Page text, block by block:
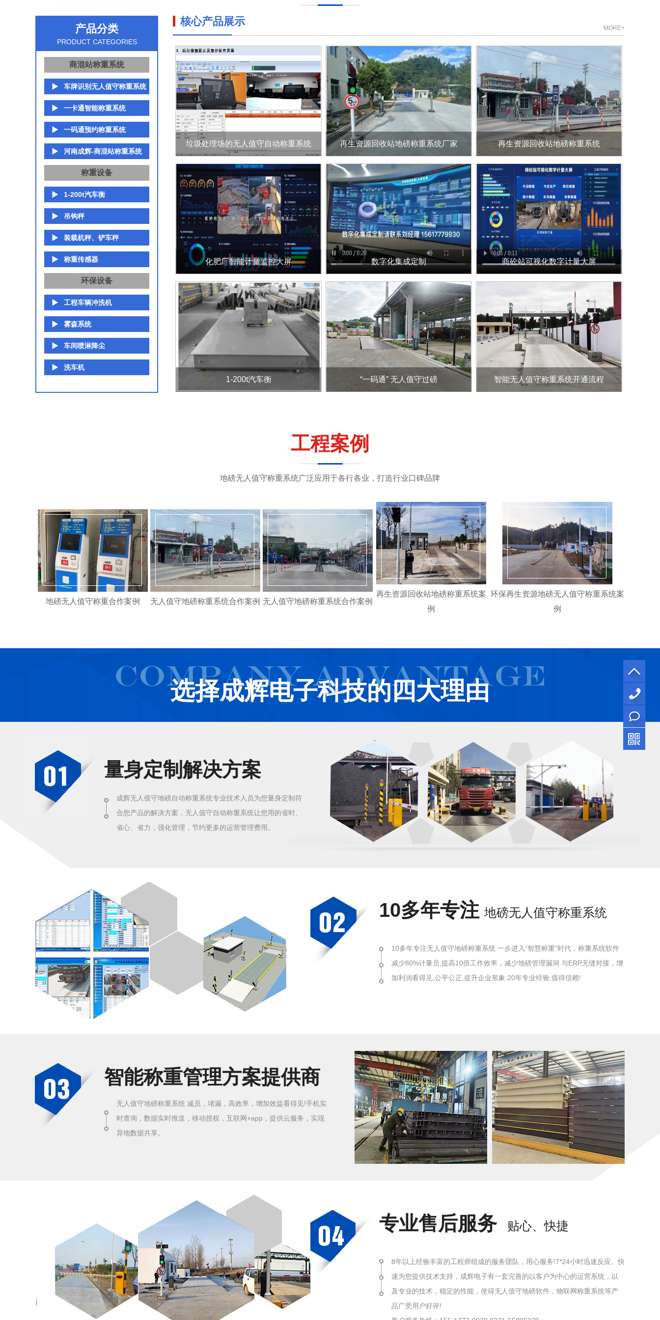
产品分类
PRODUCT CATEGORIES
商混站称重系统
车牌识别无人值守称重系统
一卡通智能称重系统
一码通预约称重系统
河南成辉-商混站称重系统
称重设备
1-200t汽车衡
吊钩秤
装载机秤、铲车秤
称重传感器
环保设备
工程车辆冲洗机
雾森系统
车间喷淋降尘
洗车机
核心产品展示
MORE+
垃圾处理场的无人值守自动称重系统 再生资源回收站地磅称重系统厂家 再生资源回收站地磅称重系统
化肥厂智能计量监控大屏 数字化集成定制 商砼站可视化数字计量大屏
1-200t汽车衡 “一码通” 无人值守过磅 智能无人值守称重系统开通流程
工程案例
地磅无人值守称重系统广泛应用于各行各业，打造行业口碑品牌
地磅无人值守称重合作案例 无人值守地磅称重系统合作案例 无人值守地磅称重系统合作案例
再生资源回收站地磅称重系统案
例
环保再生资源地磅无人值守称重系统案
例
选择成辉电子科技的四大理由
量身定制解决方案
成辉无人值守地磅自动称重系统专业技术人员为您量身定制符
合您产品的解决方案，无人值守自动称重系统让您用的省时、
省心、省力，强化管理，节约更多的运营管理费用。
10多年专注 地磅无人值守称重系统
10多年专注无人值守地磅称重系统 一步进入“智慧称重”时代，称重系统软件
减少80%计量员,提高10倍工作效率，减少地磅管理漏洞 与ERP无缝对接，增
加利润看得见,公平公正,提升企业形象.20年专业经验,值得信赖!
智能称重管理方案提供商
无人值守地磅称重系统 减员，堵漏，高效率，增加效益看得见!手机实
时查询，数据实时推送，移动授权，互联网+app，提供云服务，实现
异地数据共享。
专业售后服务 贴心、快捷
8年以上经验丰富的工程师组成的服务团队，用心服务!7*24小时迅速反应。快
速为您提供技术支持，成辉电子有一套完善的以客户为中心的运营系统，以
及专业的技术，稳定的性能，使得无人值守地磅软件，物联网称重系统等产
品广受用户好评!
156-
1777-
立即